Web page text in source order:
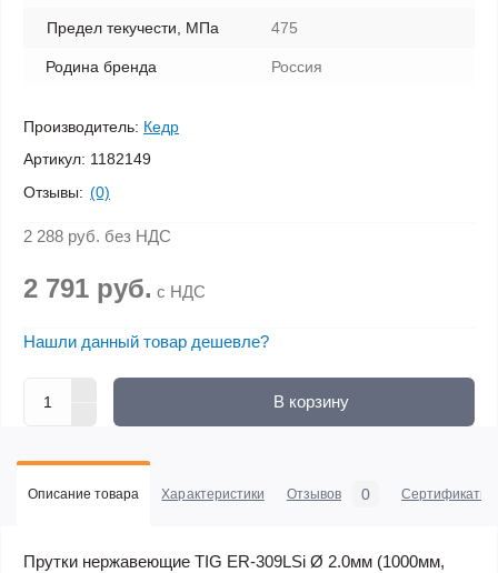
Предел текучести, МПа 475
Родина бренда Россия
Производитель: Кедр
Артикул: 1182149
Отзывы: (0)
2 288 руб. без НДС
2 791 руб. с НДС
Нашли данный товар дешевле?
В корзину
Описание товара Характеристики Отзывов 0 Сертификаты
Прутки нержавеющие TIG ER-309LSi Ø 2.0мм (1000мм,